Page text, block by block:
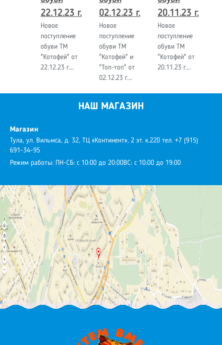
22.12.23 г.
Новое
поступление
обуви ТМ
"Котофей" от
22.12.23 г.…
02.12.23 г.
Новое
поступление
обуви ТМ
"Котофей" и
"Топ-топ" от
02.12.23 г.…
20.11.23 г.
Новое
поступление
обуви ТМ
"Котофей" от
20.11.23 г.…
НАШ МАГАЗИН
Магазин
Тула, ул. Вильмса, д. 32, ТЦ «Континент», 2 эт. к.220 тел. +7 (915)
691-34-95
Режим работы: ПН-СБ: с 10:00 до 20:00ВС: с 10:00 до 19:00